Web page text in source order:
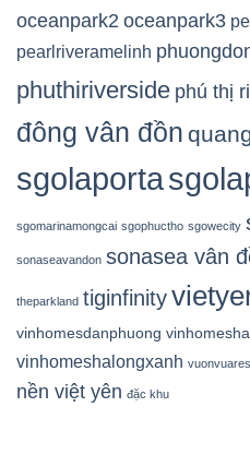
oceanpark2 oceanpark3
pearlriveramelinh
phuthiriverside phú thị
đông vân đồn
sgolaporta
sgomarinamongcai sgophuctho sgowecity
sonaseavandon sonasea vân
theparkland tiginfinity
vinhomesdanphuong
vinhomeshalongxanh
nền việt yên đặc khu